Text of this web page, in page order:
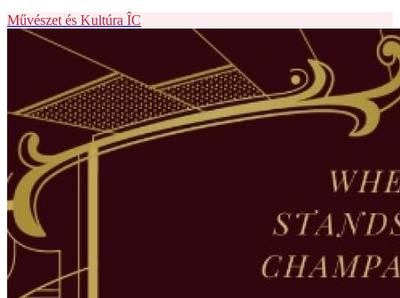
Művészet és Kultúra ÎC